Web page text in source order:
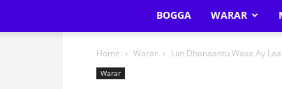
BOGGA WARAR
Home Warar Liin Dhanaantu Waxa Ay
Warar